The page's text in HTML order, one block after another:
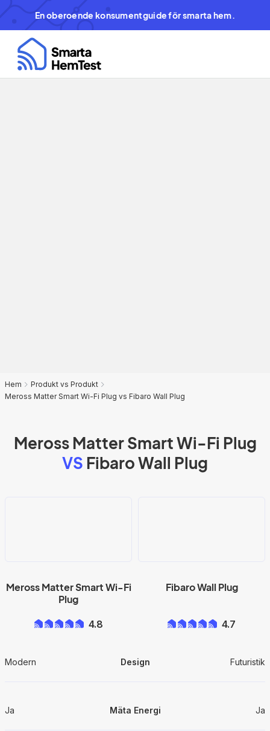
En oberoende konsumentguide för smarta hem.
Hem
Produkt vs Produkt
Meross Matter Smart Wi-Fi Plug vs Fibaro Wall Plug
Meross Matter Smart Wi-Fi Plug
VS Fibaro Wall Plug
Meross Matter Smart Wi-Fi
Plug
4.8
Fibaro Wall Plug
4.7
Modern Design Futuristik
Ja Mäta Energi Ja